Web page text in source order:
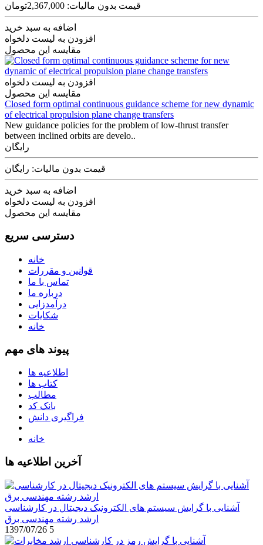
قیمت بدون مالیات: 2,367,000تومان
اضافه به سبد خرید
افزودن به لیست دلخواه
مقایسه این محصول
افزودن به لیست دلخواه
مقایسه این محصول
Closed form optimal continuous guidance scheme for new dynamic
of electrical propulsion plane change transfers
New guidance policies for the problem of low-thrust transfer
between inclined orbits are develo..
رایگان
قیمت بدون مالیات: رایگان
اضافه به سبد خرید
افزودن به لیست دلخواه
مقایسه این محصول
دسترسی سریع
خانه
قوانین و مقررات
تماس با ما
درباره ما
درآمدزایی
شکایات
خانه
پیوند های مهم
اطلاعیه ها
کتاب ها
مطالب
بانک کد
فراگیری دانش
خانه
آخرین اطلاعیه ها
آشنایی با گرایش سیستم های الکترونیک دیجیتال در کارشناسی
ارشد رشته مهندسی برق
1397/07/26 5